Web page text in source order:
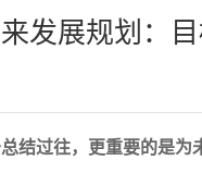
发展规划：
结过往，更重要的是为